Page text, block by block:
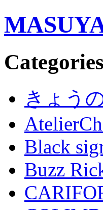
Categories
きょう
Black
Buzz